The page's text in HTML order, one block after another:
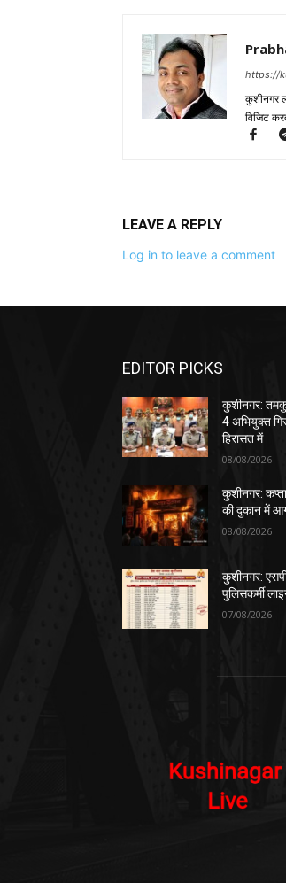
https://
कुशीनगर
विजिट
LEAVE A REPLY
Log in to leave a comment
EDITOR PICKS
कुशीनगर:
4 अभियुक्त
हिरासत में
08/08/2026
कुशीनगर:
की दुकान में
08/08/2026
कुशीनगर:
पुलिसकर्मी
07/08/2026